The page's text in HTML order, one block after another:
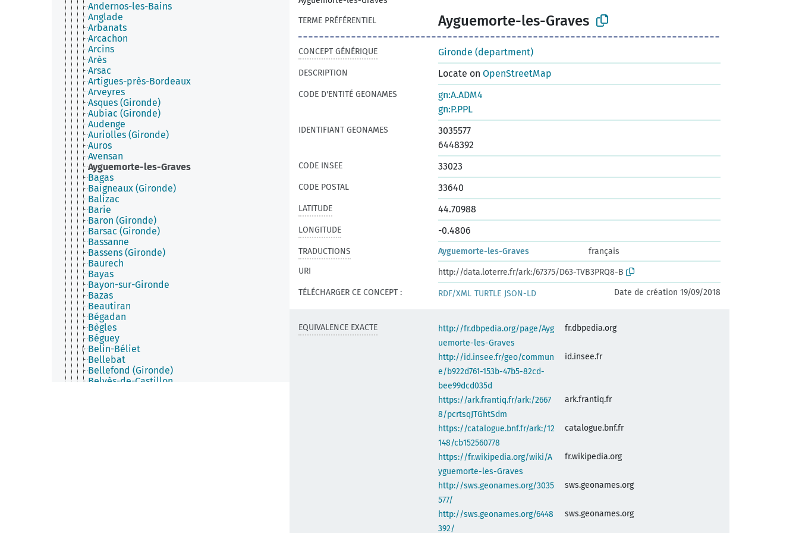
Andernos-les-Bains
Anglade
Arbanats
Arcachon
Arcins
Arès
Arsac
Artigues-près-Bordeaux
Arveyres
Asques (Gironde)
Aubiac (Gironde)
Audenge
Auriolles (Gironde)
Auros
Avensan
Ayguemorte-les-Graves
Bagas
Baigneaux (Gironde)
Balizac
Barie
Baron (Gironde)
Barsac (Gironde)
Bassanne
Bassens (Gironde)
Baurech
Bayas
Bayon-sur-Gironde
Bazas
Beautiran
Bégadan
Bègles
Béguey
Belin-Béliet
Bellebat
Bellefond (Gironde)
Belvès-de-Castillon
TERME PRÉFÉRENTIEL
Ayguemorte-les-Graves
CONCEPT GÉNÉRIQUE Gironde (department)
DESCRIPTION Locate on OpenStreetMap
CODE D'ENTITÉ GEONAMES
gn:A.ADM4
gn:P.PPL
IDENTIFIANT GEONAMES
3035577
6448392
CODE INSEE 33023
CODE POSTAL 33640
LATITUDE 44.70988
LONGITUDE -0.4806
TRADUCTIONS Ayguemorte-les-Graves
français
URI
http://data.loterre.fr/ark:/67375/D63-TVB3PRQ8-B
TÉLÉCHARGER CE CONCEPT :
RDF/XML TURTLE JSON-LD Date de création 19/09/2018
EQUIVALENCE EXACTE
http://fr.dbpedia.org/page/Ayg
uemorte-les-Graves
fr.dbpedia.org
http://id.insee.fr/geo/commun
e/b922d761-153b-47b5-82cd-
bee99dcd035d
id.insee.fr
https://ark.frantiq.fr/ark:/2667
8/pcrtsqJTGhtSdm
ark.frantiq.fr
https://catalogue.bnf.fr/ark:/12
148/cb152560778
catalogue.bnf.fr
https://fr.wikipedia.org/wiki/A
yguemorte-les-Graves
fr.wikipedia.org
http://sws.geonames.org/3035
577/
sws.geonames.org
http://sws.geonames.org/6448
392/
sws.geonames.org